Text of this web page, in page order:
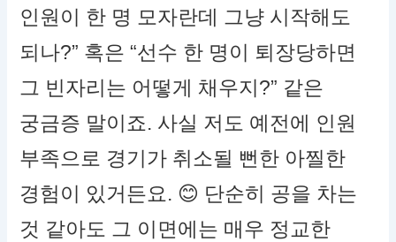
인원이 한 명 모자란데 그냥 시작해도
되나?” 혹은 “선수 한 명이 퇴장당하면
그 빈자리는 어떻게 채우지?” 같은
궁금증 말이죠. 사실 저도 예전에 인원
부족으로 경기가 취소될 뻔한 아찔한
경험이 있거든요. 😊 단순히 공을 차는
것 같아도 그 이면에는 매우 정교한